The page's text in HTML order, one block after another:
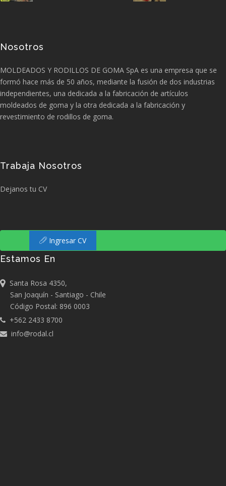
Nosotros
MOLDEADOS Y RODILLOS DE GOMA SpA es una empresa que se
formó hace más de 50 años, mediante la fusión de dos industrias
independientes, una dedicada a la fabricación de artículos
moldeados de goma y la otra dedicada a la fabricación y
revestimiento de rodillos de goma.
Trabaja Nosotros
Dejanos tu CV
Ingresar CV
Estamos En
Santa Rosa 4350,
San Joaquín - Santiago - Chile
Código Postal: 896 0003
+562 2433 8700
info@rodal.cl